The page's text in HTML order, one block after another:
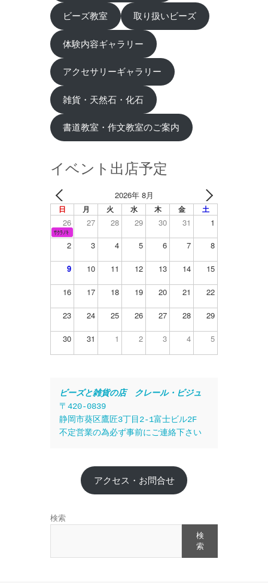
ビーズ教室 取り扱いビーズ
体験内容ギャラリー
アクセサリーギャラリー
雑貨・天然石・化石
書道教室・作文教室のご案内
イベント出店予定
2026年 8月
日 月 火 水 木 金 土
26 27 28 29 30 31 1
ｻｸﾗﾉｷ
2 3 4 5 6 7 8
9 10 11 12 13 14 15
16 17 18 19 20 21 22
23 24 25 26 27 28 29
30 31 1 2 3 4 5
ビーズと雑貨の店　クレール・ビジュ
〒420-0839
静岡市葵区鷹匠3丁目2-1富士ビル2F
不定営業の為必ず事前にご連絡下さい
アクセス・お問合せ
検索
検
索